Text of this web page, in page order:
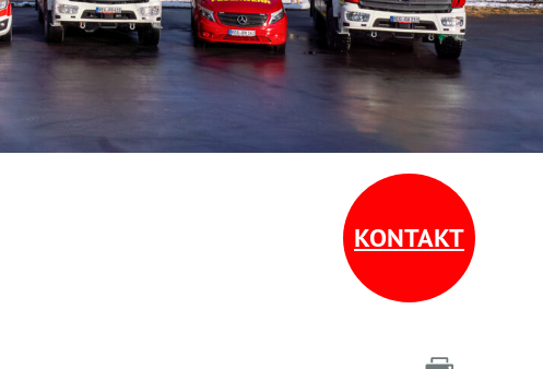
KONTAKT